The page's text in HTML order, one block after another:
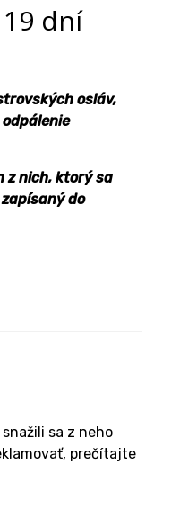
dní
osláv,
z nich, ktorý sa
do
sa z neho
prečítajte